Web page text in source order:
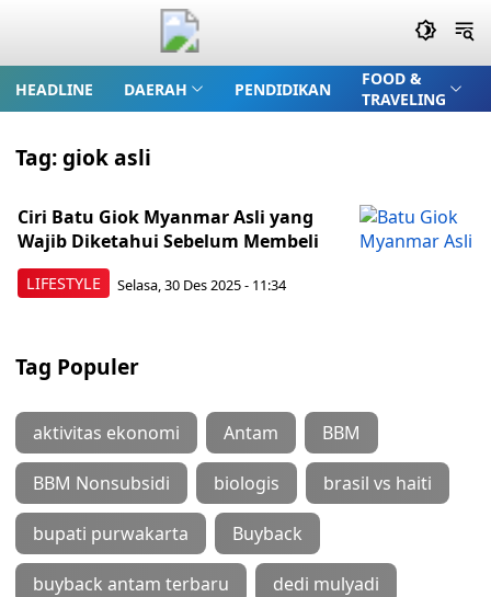
HEADLINE DAERAH PENDIDIKAN
FOOD &
TRAVELING
Tag:giok asli
LIFESTYLE
Ciri Batu Giok Myanmar Asli yang
Wajib Diketahui Sebelum Membeli
Selasa, 30 Des 2025 - 11:34
Tag Populer
aktivitas ekonomi Antam BBM
BBM Nonsubsidi biologis brasil vs haiti
bupati purwakarta Buyback
buyback antam terbaru dedi mulyadi